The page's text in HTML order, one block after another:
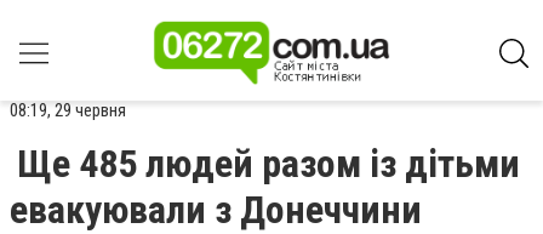
08:19, 29 червня
Ще 485 людей разом із дітьми
евакуювали з Донеччини